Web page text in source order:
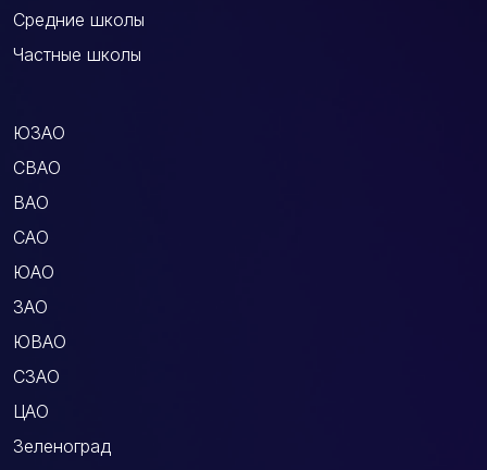
Средние школы
Частные школы
ЮЗАО
СВАО
ВАО
САО
ЮАО
ЗАО
ЮВАО
СЗАО
ЦАО
Зеленоград